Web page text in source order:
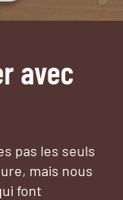
avec
pas les seuls
mais nous
font